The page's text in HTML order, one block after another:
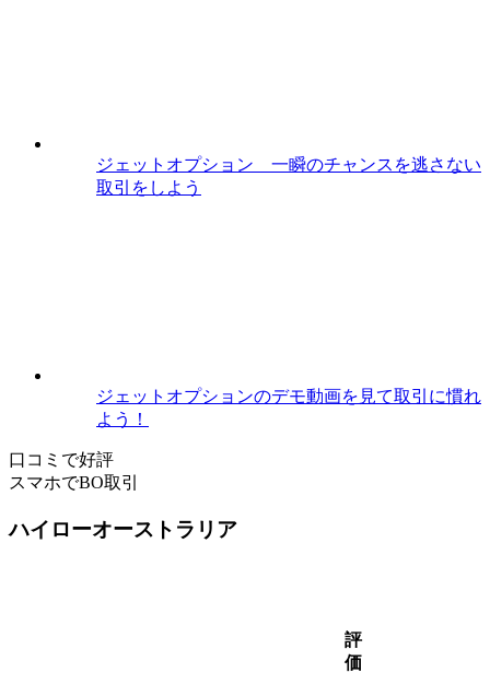
ジェットオプション 一瞬のチャンスを逃さない
取引をしよう
ジェットオプションのデモ動画を見て取引に慣れ
よう！
口コミで好評
スマホでBO取引
ハイローオーストラリア
評
価